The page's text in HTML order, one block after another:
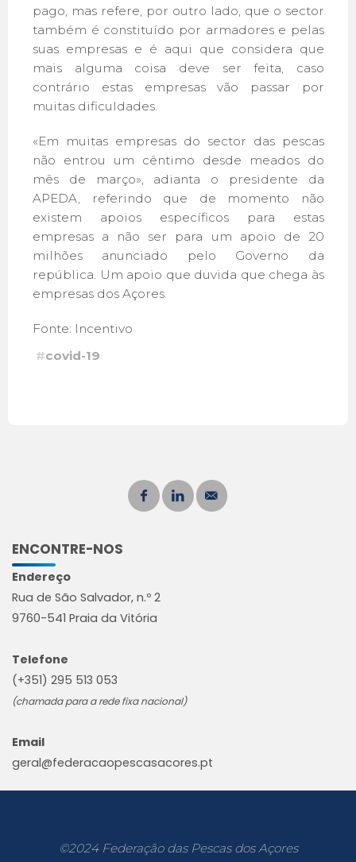
pago, mas refere, por outro lado, que o sector
também é constituído por armadores e pelas
suas empresas e é aqui que considera que
mais alguma coisa deve ser feita, caso
contrário estas empresas vão passar por
muitas dificuldades.
«Em muitas empresas do sector das pescas
não entrou um cêntimo desde meados do
mês de março», adianta o presidente da
APEDA, referindo que de momento não
existem apoios específicos para estas
empresas a não ser para um apoio de 20
milhões anunciado pelo Governo da
república. Um apoio que duvida que chega às
empresas dos Açores.
Fonte: Incentivo
#covid-19
ENCONTRE-NOS
Endereço
Rua de São Salvador, n.º 2
9760-541 Praia da Vitória
Telefone
(+351) 295 513 053
(chamada para a rede fixa nacional)
Email
geral@federacaopescasacores.pt
©2024 Federação das Pescas dos Açores